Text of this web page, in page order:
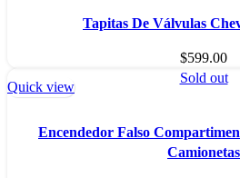
Tapitas De Válvulas
$599.00
Sold out
Quick view
Encendedor Falso
Camionetas